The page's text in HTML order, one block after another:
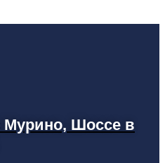
Мурино, Шоссе в